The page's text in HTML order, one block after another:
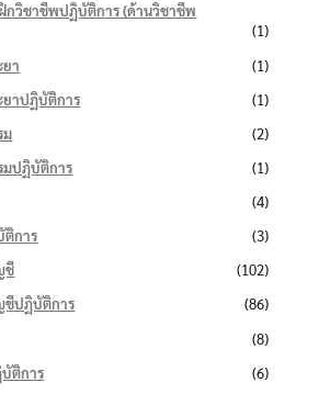
กวิชาชีพปฏิบัติการ (ด้านวิชาชีพ
(1)
า
(1)
ยาปฏิบัติการ
(1)
ม
(2)
มปฏิบัติการ
(1)
(4)
ติการ
(3)
ชี
(102)
ชีปฏิบัติการ
(86)
(8)
ติการ
(6)